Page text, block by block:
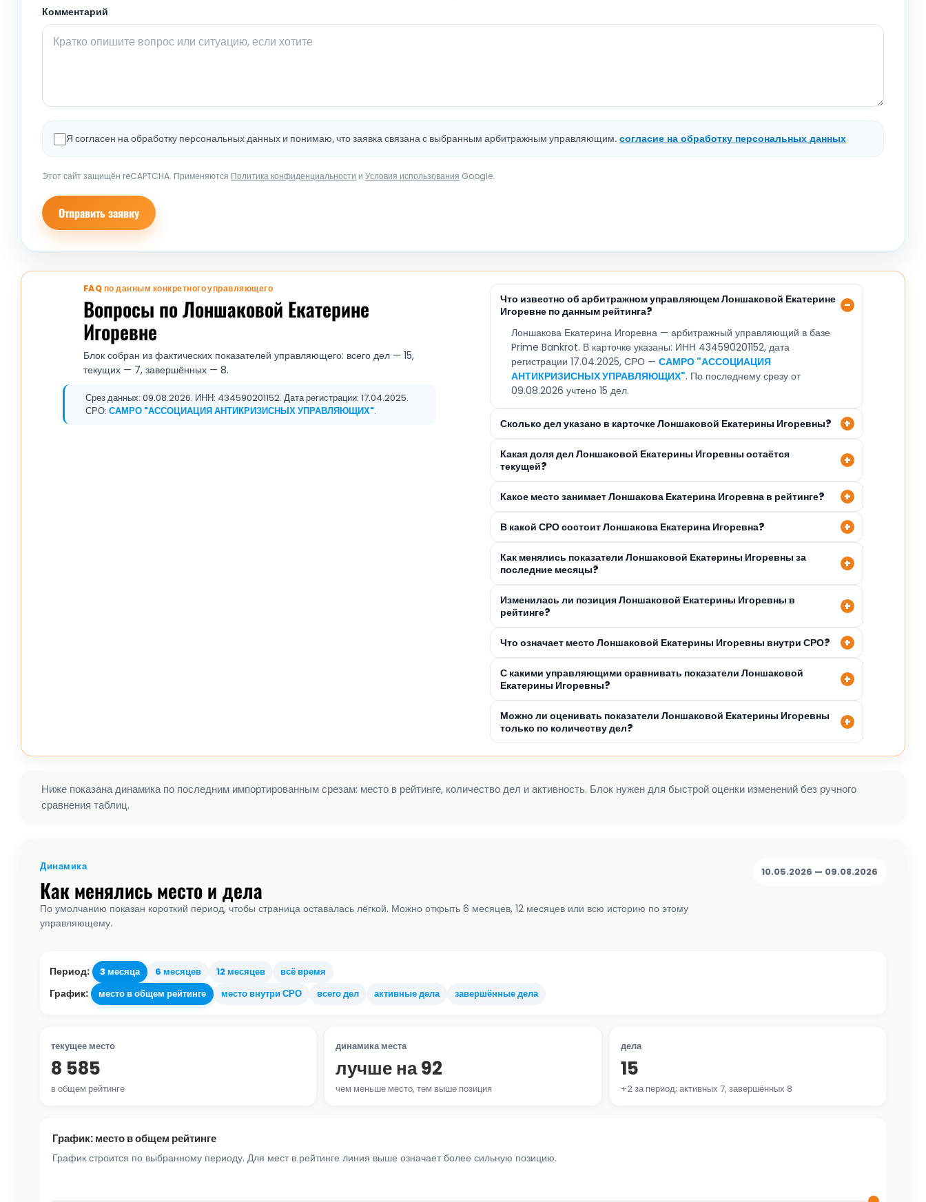
Комментарий
Я согласен на обработку персональных данных и понимаю, что заявка связана с выбранным арбитражным управляющим.согласие на обработку персональных данных
Этот сайт защищён reCAPTCHA. Применяются Политика конфиденциальности и Условия использования Google.
Отправить заявку
FAQ по данным конкретного управляющего
Вопросы по Лоншаковой Екатерине
Игоревне
Блок собран из фактических показателей управляющего: всего дел — 15,
текущих — 7, завершённых — 8.
Срез данных: 09.08.2026. ИНН: 434590201152. Дата регистрации: 17.04.2025.
СРО: САМРО "АССОЦИАЦИЯ АНТИКРИЗИСНЫХ УПРАВЛЯЮЩИХ".
Что известно об арбитражном управляющем Лоншаковой Екатерине
Игоревне по данным рейтинга?
Лоншакова Екатерина Игоревна — арбитражный управляющий в базе
Prime Bankrot. В карточке указаны: ИНН 434590201152, дата
регистрации 17.04.2025, СРО — САМРО "АССОЦИАЦИЯ
АНТИКРИЗИСНЫХ УПРАВЛЯЮЩИХ". По последнему срезу от
09.08.2026 учтено 15 дел.
Сколько дел указано в карточке Лоншаковой Екатерины Игоревны?
Какая доля дел Лоншаковой Екатерины Игоревны остаётся
текущей?
Какое место занимает Лоншакова Екатерина Игоревна в рейтинге?
В какой СРО состоит Лоншакова Екатерина Игоревна?
Как менялись показатели Лоншаковой Екатерины Игоревны за
последние месяцы?
Изменилась ли позиция Лоншаковой Екатерины Игоревны в
рейтинге?
Что означает место Лоншаковой Екатерины Игоревны внутри СРО?
С какими управляющими сравнивать показатели Лоншаковой
Екатерины Игоревны?
Можно ли оценивать показатели Лоншаковой Екатерины Игоревны
только по количеству дел?
Ниже показана динамика по последним импортированным срезам: место в рейтинге, количество дел и активность. Блок нужен для быстрой оценки изменений без ручного
сравнения таблиц.
Динамика
Как менялись место и дела
По умолчанию показан короткий период, чтобы страница оставалась лёгкой. Можно открыть 6 месяцев, 12 месяцев или всю историю по этому
управляющему.
10.05.2026 — 09.08.2026
Период: 3 месяца 6 месяцев 12 месяцев всё время
График: место в общем рейтинге место внутри СРО всего дел активные дела завершённые дела
текущее место
8 585
в общем рейтинге
динамика места
лучше на 92
чем меньше место, тем выше позиция
дела
15
+2 за период; активных 7, завершённых 8
График: место в общем рейтинге
График строится по выбранному периоду. Для мест в рейтинге линия выше означает более сильную позицию.